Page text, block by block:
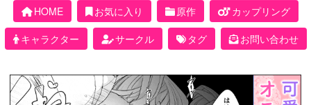
HOME お気に入り 原作
カップリング
キャラクター
サークル タグ お問い合わせ